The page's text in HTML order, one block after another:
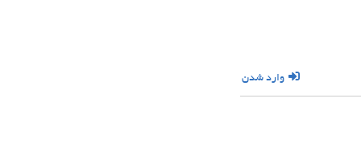
وارد شدن